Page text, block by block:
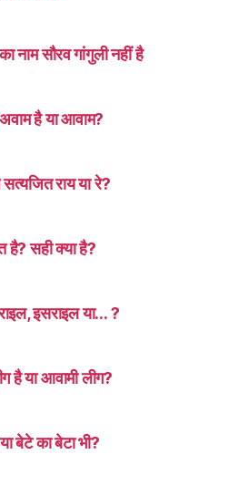
सौरव गांगुली नहीं है
है या आवाम?
सत्यजित राय या रे?
है? सही क्या है?
इसराइल या… ?
है या आवामी लीग?
बेटे का बेटा भी?